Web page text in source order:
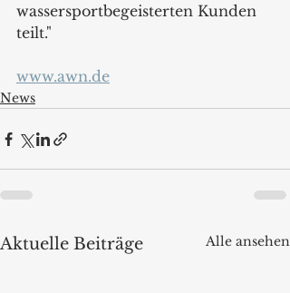
wassersportbegeisterten Kunden
teilt."
www.awn.de
News
Aktuelle Beiträge Alle ansehen